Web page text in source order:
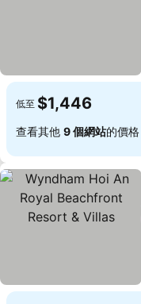
低至 $1,446
查看其他 9 個網站的價格